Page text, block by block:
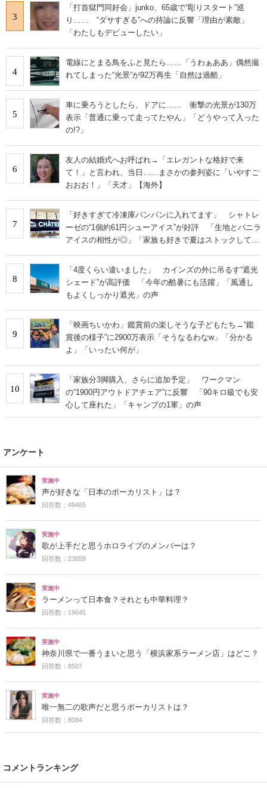
3
「打首獄門同好会」junko、65歳で“彫りスタート”巡
り…… “ダサすぎる”への持論に反響「理由が素敵」
「わたしもデビューしたい」
4
電線にとまる鳥をふと見たら……「うわぁああ」偶然撮
れてしまった“光景”が92万再生「自然は過酷」
5
車に乗ろうとしたら、ドアに…… 衝撃の光景が130万
表示「普通に乗って走ってたやん」「どうやって入った
の!?」
6
友人の結婚式へお呼ばれ→「エレガントな格好で来
て！」と言われ、当日……まさかの参列姿に「いやすご
おおお！」「天才」【海外】
7
「好きすぎて冷凍庫パンパンに入れてます」 シャトレ
ーゼの“1個約61円シューアイス”が好評 「生地とバニラ
アイスの相性が◎」「家族も好きで夏はストックして
8
「4度くらい違いました」 カインズの外に吊るす“遮光
シェード”が高評価 「今年の酷暑にも活躍」「風通し
もよくしっかり遮光」の声
9
「映画ちいかわ」鑑賞前の楽しそうな子どもたち→“鑑
賞後の様子”に2900万表示「そうなるわなw」「分かる
よ」「いったい何が」
10
「家族分3脚購入、さらに追加予定」 ワークマン
の“1900円アウトドアチェア”に反響 「90キロ級でも安
心して座れた」「キャンプの1軍」の声
アンケート
実施中
声が好きな「日本のボーカリスト」は？
回答数：49465
実施中
歌が上手だと思うホロライブのメンバーは？
回答数：23859
実施中
ラーメンって日本食？それとも中華料理？
回答数：19645
実施中
神奈川県で一番うまいと思う「横浜家系ラーメン店」はどこ？
回答数：8507
実施中
唯一無二の歌声だと思うボーカリストは？
回答数：8084
コメントランキング